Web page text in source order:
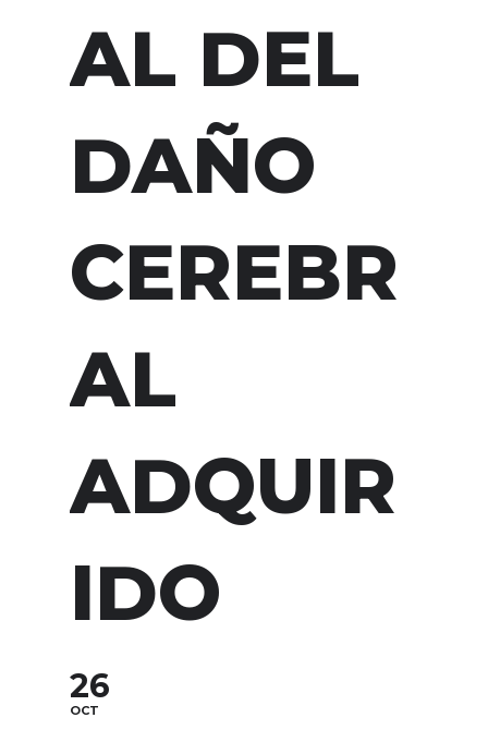
AL DEL
DAÑO
CEREBR
AL
ADQUIR
IDO
26
OCT